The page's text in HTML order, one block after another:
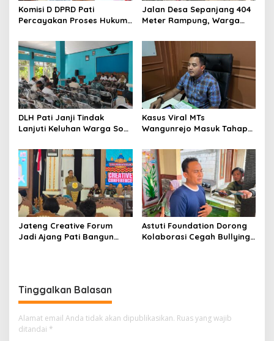
Komisi D DPRD Pati
Percayakan Proses Hukum
kepada Polisi
Jalan Desa Sepanjang 404
Meter Rampung, Warga
Rasakan Manfaat
DLH Pati Janji Tindak
Lanjuti Keluhan Warga Soal
Kasus Viral MTs
Wangunrejo Masuk Tahap
Kumpulkan Alat Bukti
Jateng Creative Forum
Jadi Ajang Pati Bangun
Astuti Foundation Dorong
Kolaborasi Cegah Bullying
Tinggalkan Balasan
Alamat email Anda tidak akan dipublikasikan. Ruas yang wajib
ditandai *